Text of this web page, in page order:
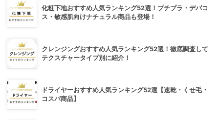
化粧下地おすすめ人気ランキング52選！プチプラ・デパコ
ス・敏感肌向けナチュラル商品も登場！
クレンジングおすすめ人気ランキング52選！徹底調査して
テクスチャータイプ別に紹介！
ドライヤーおすすめ人気ランキング52選【速乾・くせ毛・
コスパ商品】